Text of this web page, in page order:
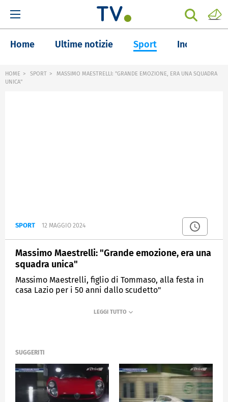
Home Ultime notizie Sport Inchieste
HOME SPORT
MASSIMO MAESTRELLI: "GRANDE EMOZIONE, ERA UNA SQUADRA
UNICA"
SPORT 12 MAGGIO 2024
Massimo Maestrelli: "Grande emozione, era una
squadra unica"
Massimo Maestrelli, figlio di Tommaso, alla festa in
casa Lazio per i 50 anni dallo scudetto"
SPORTMEDIASET
SUGGERITI